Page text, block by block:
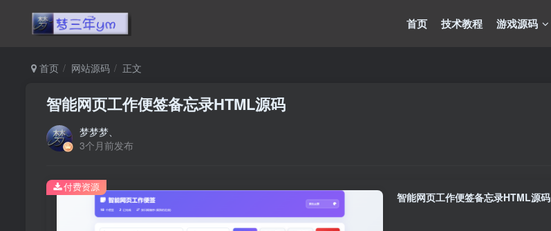
首页 技术教程 游戏源码
首页 网站源码 正文
智能网页工作便签备忘录HTML源码
梦梦梦、
3个月前发布
智能网页工作便签备忘录HTML源码
付费资源